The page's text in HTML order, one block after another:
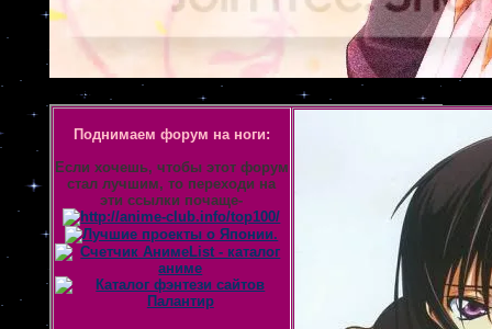
Объявление
Поднимаем форум на ноги:
Если хочешь, чтобы этот форум
стал лучшим, то переходи на
эти ссылки почаще-